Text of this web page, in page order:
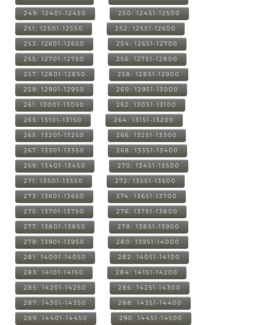
249: 12401-12450 250: 12451-12500
251: 12501-12550 252: 12551-12600
253: 12601-12650 254: 12651-12700
255: 12701-12750 256: 12751-12800
257: 12801-12850 258: 12851-12900
259: 12901-12950 260: 12951-13000
261: 13001-13050 262: 13051-13100
263: 13101-13150 264: 13151-13200
265: 13201-13250 266: 13251-13300
267: 13301-13350 268: 13351-13400
269: 13401-13450 270: 13451-13500
271: 13501-13550 272: 13551-13600
273: 13601-13650 274: 13651-13700
275: 13701-13750 276: 13751-13800
277: 13801-13850 278: 13851-13900
279: 13901-13950 280: 13951-14000
281: 14001-14050 282: 14051-14100
283: 14101-14150 284: 14151-14200
285: 14201-14250 286: 14251-14300
287: 14301-14350 288: 14351-14400
289: 14401-14450 290: 14451-14500